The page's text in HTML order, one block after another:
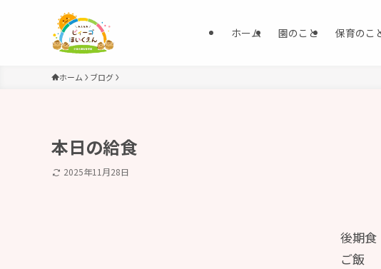
ホーム 園のこと 保育のこ
ホーム ブログ
本日の給食
2025年11月28日
後期食
ご飯